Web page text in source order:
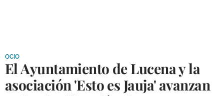
DEPORTES
OCIO
El Ayuntamiento de Lucena y la
asociación 'Esto es Jauja' avanzan